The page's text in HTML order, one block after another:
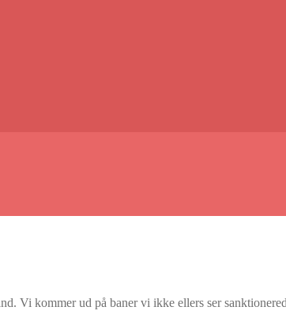
Vi kommer ud på baner vi ikke ellers ser